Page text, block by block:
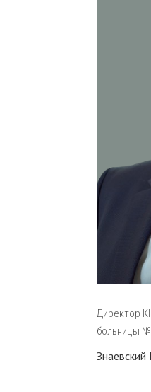
Директор
больницы